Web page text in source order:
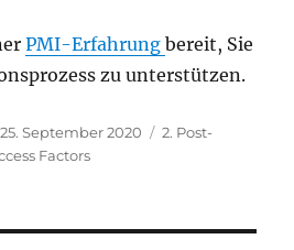
PMI-Erfahrungbereit, Sie
zu unterstützen.
Veröffentlicht
am
25. September 2020 Kategorien
2. Post-
Factors